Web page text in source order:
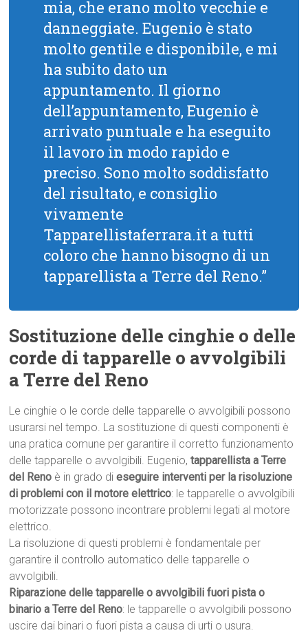
mia, che erano molto vecchie e
danneggiate. Eugenio è stato
molto gentile e disponibile, e mi
ha subito dato un
appuntamento. Il giorno
dell’appuntamento, Eugenio è
arrivato puntuale e ha eseguito
il lavoro in modo rapido e
preciso. Sono molto soddisfatto
del risultato, e consiglio
vivamente
Tapparellistaferrara.it a tutti
coloro che hanno bisogno di un
tapparellista a Terre del Reno.”
Sostituzione delle cinghie o delle
corde di tapparelle o avvolgibili
a Terre del Reno
Le cinghie o le corde delle tapparelle o avvolgibili possono
usurarsi nel tempo. La sostituzione di questi componenti è
una pratica comune per garantire il corretto funzionamento
delle tapparelle o avvolgibili. Eugenio,tapparellista a Terre
del Reno è in grado dieseguire interventi per la risoluzione
di problemi con il motore elettrico: le tapparelle o avvolgibili
motorizzate possono incontrare problemi legati al motore
elettrico.
La risoluzione di questi problemi è fondamentale per
garantire il controllo automatico delle tapparelle o
avvolgibili.
Riparazione delle tapparelle o avvolgibili fuori pista o
binario a Terre del Reno: le tapparelle o avvolgibili possono
uscire dai binari o fuori pista a causa di urti o usura.